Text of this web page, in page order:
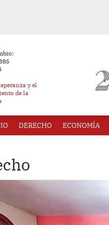
y el
de la
DERECHO ECONOMÍA